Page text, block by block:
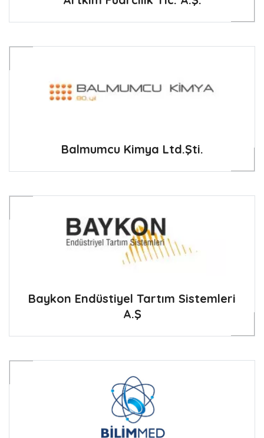
Balmumcu Kimya Ltd.Şti.
Baykon Endüstiyel Tartım Sistemleri
A.Ş